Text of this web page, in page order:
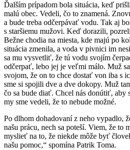
Ďalším prípadom bola situácia, keď
malú obec. Vedeli, čo to znamená.
a bude treba odčerpávať vodu. Tak aj
s staršiemu mužovi. Keď dorazili,
Bežne chodia na miesta, kde majú po
situácia zmenila, a voda v pivnici im
sa mu vysvetliť, že tú vodu svojím
odčerpať, lebo jej je veľmi málo. Muž
svojom, že on to chce dostať von iba s
sme si spojili dve a dve dokopy. Muž
čo sa bude diať. Chcel nás donútiť, aby
my sme vedeli, že to nebude možné.
Po dlhom dohadovaní z neho vypadlo,
našu prácu, nech sa poteší. Viem, že to
myslieť na to, že niekde môže byť
našu pomoc,“ spomína Patrik Toma.